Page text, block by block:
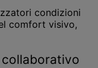
condizioni
comfort visivo,